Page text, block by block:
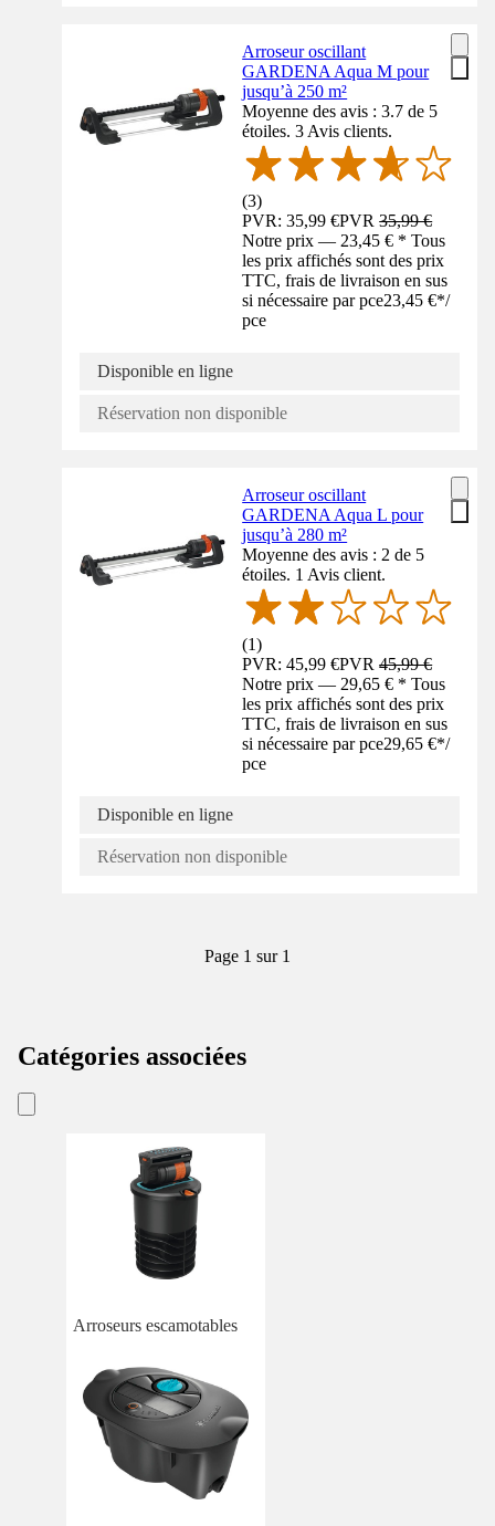
Arroseur oscillant
GARDENA Aqua M pour
jusqu’à 250 m²
Moyenne des avis : 3.7 de 5
étoiles. 3 Avis clients.
(3)
PVR: 35,99 €PVR35,99 €
Notre prix — 23,45 € * Tous
les prix affichés sont des prix
TTC, frais de livraison en sus
si nécessaire par pce23,45 €*/
pce
Disponible en ligne
Réservation non disponible
Arroseur oscillant
GARDENA Aqua L pour
jusqu’à 280 m²
Moyenne des avis : 2 de 5
étoiles. 1 Avis client.
(1)
PVR: 45,99 €PVR45,99 €
Notre prix — 29,65 € * Tous
les prix affichés sont des prix
TTC, frais de livraison en sus
si nécessaire par pce29,65 €*/
pce
Disponible en ligne
Réservation non disponible
Page 1 sur 1
Catégories associées
Arroseurs escamotables